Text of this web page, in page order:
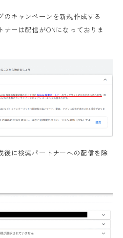
キャンペーンを新規作成する
ーは配信がONになっておりま
後に検索パートナーへの配信を除